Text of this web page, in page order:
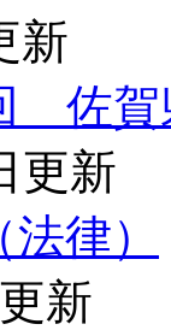
新
佐賀
更新
律）
新